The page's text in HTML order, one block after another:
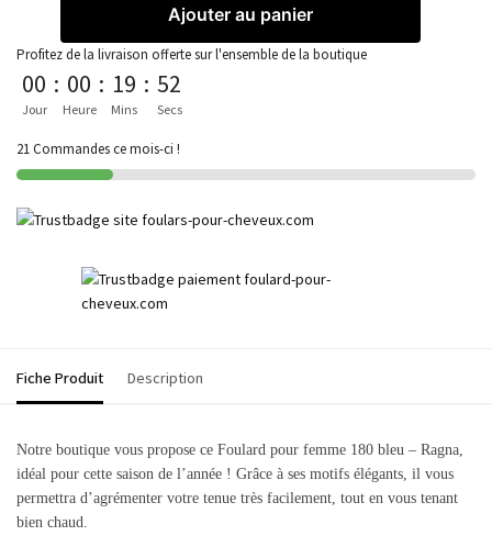
Ajouter au panier
Profitez de la livraison offerte sur l'ensemble de la boutique
00
Jour
: 00
Heure
: 19
Mins
: 52
Secs
21 Commandes ce mois-ci !
Fiche Produit Description
Notre boutique vous propose ce Foulard pour femme 180 bleu – Ragna,
idéal pour cette saison de l’année ! Grâce à ses motifs élégants, il vous
permettra d’agrémenter votre tenue très facilement, tout en vous tenant
bien chaud.